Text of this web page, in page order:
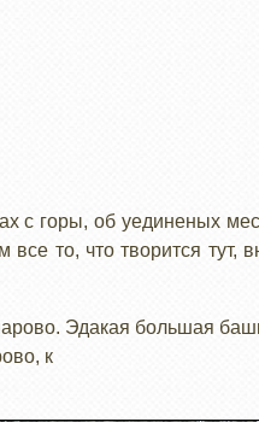
с горы, об уединеных
то, что творится тут,
Эдакая большая
к